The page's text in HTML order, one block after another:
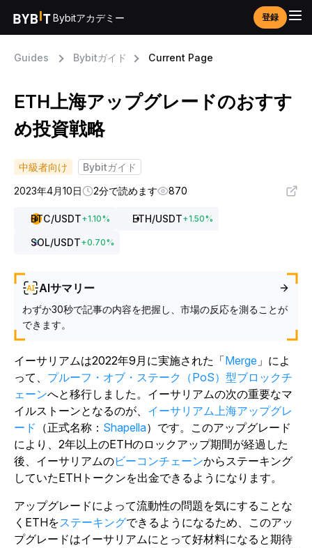
Bybitアカデミー 登録
Guides Bybitガイド Current Page
ETH上海アップグレードのおすす
め投資戦略
中級者向け
Bybitガイド
2023年4月10日
2分で読めます 870
BTC/USDT+1.10% ETH/USDT+1.50%
SOL/USDT+0.70%
AIサマリー
わずか30秒で記事の内容を把握し、市場の反応を測ることが
できます。
イーサリアムは2022年9月に実施された「Merge 」によ
って、 プルーフ・オブ・ステーク（PoS）型ブロックチ
ェーンへと移行しました。イーサリアムの次の重要なマ
イルストーンとなるのが、 イーサリアム上海アップグレ
ード （正式名称： Shapella）です。このアップグレード
により、2年以上のETHのロックアップ期間が経過した
後、イーサリアムのビーコンチェーンからステーキング
していたETHトークンを出金できるようになります。
アップグレードによって流動性の問題を気にすることな
くETHをステーキングできるようになるため、このアッ
プグレードはイーサリアムにとって好材料になると期待